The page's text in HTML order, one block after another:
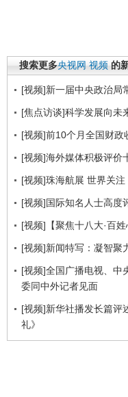
搜索更多央视网 视频 的
[视频]新一届中央政治局
[焦点访谈]科学发展向未
[视频]前10个月全国财政
[视频]海外媒体积极评价
[视频]珠海航展 世界关注
[视频]国际知名人士高度
[视频]【聚焦十八大·百
[视频]新闻特写：凝智聚
[视频]全国广播电视、中
委同中外记者见面
[视频]新华社播发长篇
礼》